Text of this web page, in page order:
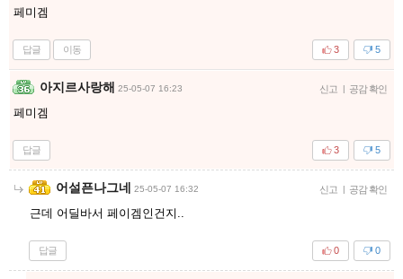
페미겜
답글 이동 5
3
아지르사랑해 25-05-07 16:23 신고 | 공감 확인
페미겜
답글 5
3
어설픈나그네 25-05-07 16:32 신고 | 공감 확인
근데 어딜바서 페이겜인건지..
답글 0
0